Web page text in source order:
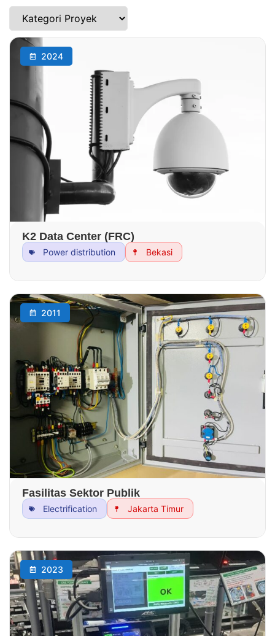
2024
K2 Data Center (FRC)
Power distribution Bekasi
2011
Fasilitas Sektor Publik
Electrification Jakarta Timur
2023